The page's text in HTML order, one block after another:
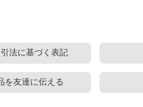
法に基づく表記
を友達に伝える